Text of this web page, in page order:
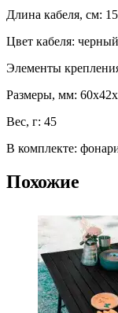
Длина кабеля, см:
Цвет кабеля: черный
Элементы
Размеры, мм:
Вес, г: 45
В комплекте:
Похожие